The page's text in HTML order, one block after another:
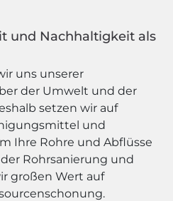
und Nachhaltigkeit als
uns unserer
der Umwelt und der
setzen wir auf
und
Ihre Rohre und Abflüsse
Rohrsanierung und
großen Wert auf